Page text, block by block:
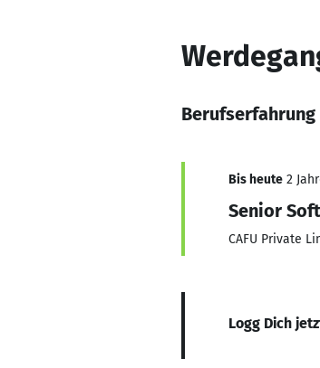
Berufserfahrung
Bis heute 2
Senior
CAFU Private
Logg Dich